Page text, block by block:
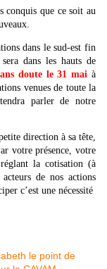
que ce soit au
dans le sud-est fin
dans les hauts de
doute le 31 mai à
venues de toute la
parler de notre
direction à sa tête,
votre présence, votre
la cotisation (à
de nos actions
c’est une nécessité